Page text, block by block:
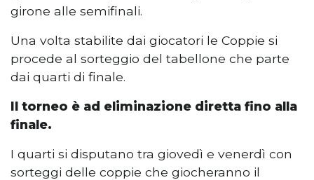
girone alle semifinali.
Una volta stabilite dai giocatori le Coppie si
procede al sorteggio del tabellone che parte
dai quarti di finale.
Il torneo è ad eliminazione diretta fino alla
finale.
I quarti si disputano tra giovedì e venerdì con
sorteggi delle coppie che giocheranno il